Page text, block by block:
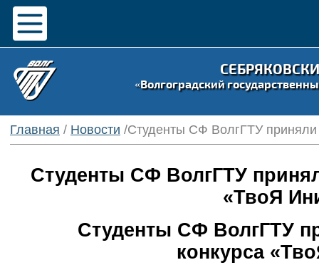
«Волгоградский
Главная / Новости /Студенты СФ ВолгГТУ приняли
Студенты СФ ВолгГТУ
«ТвоЯ
Студенты СФ ВолгГТУ
конкурса